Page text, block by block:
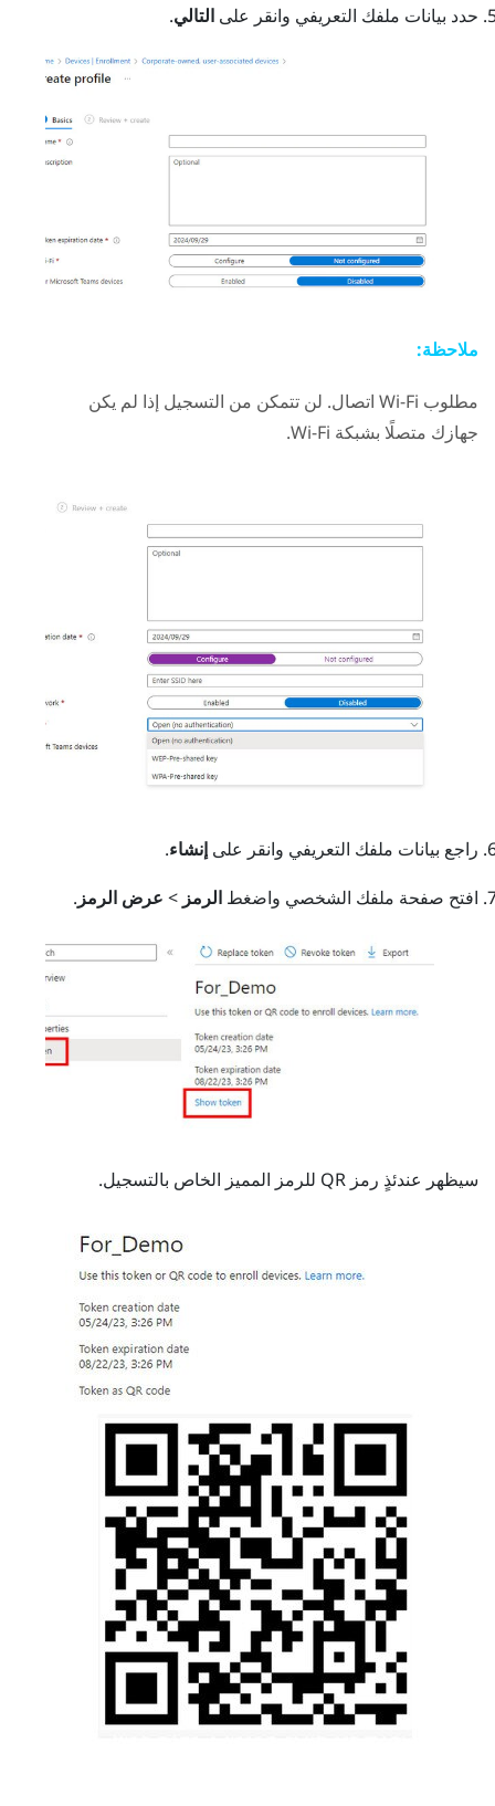
حدد بيانات ملفك التعريفي وانقر على التالي.
ملاحظة:
مطلوب Wi-Fi اتصال. لن تتمكن من التسجيل إذا لم يكن
جهازك متصلًا بشبكة Wi-Fi
.
راجع بيانات ملفك التعريفي وانقر على إنشاء.
افتح صفحة ملفك الشخصي واضغط الرمز > عرض الرمز.
سيظهر عندئذٍ رمز QR للرمز المميز الخاص بالتسجيل.